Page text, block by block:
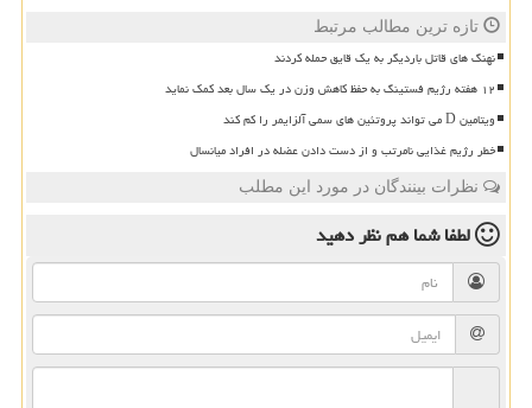
تازه ترین مطالب مرتبط
نهنگ های قاتل باردیگر به یک قایق حمله کردند
۱۲ هفته رژیم فستینگ به حفظ کاهش وزن در یک سال بعد کمک نماید
ویتامین D می تواند پروتئین های سمی آلزایمر را کم کند
خطر رژیم غذایی نامرتب و از دست دادن عضله در افراد میانسال
نظرات بینندگان در مورد این مطلب
لطفا شما همنظر دهید